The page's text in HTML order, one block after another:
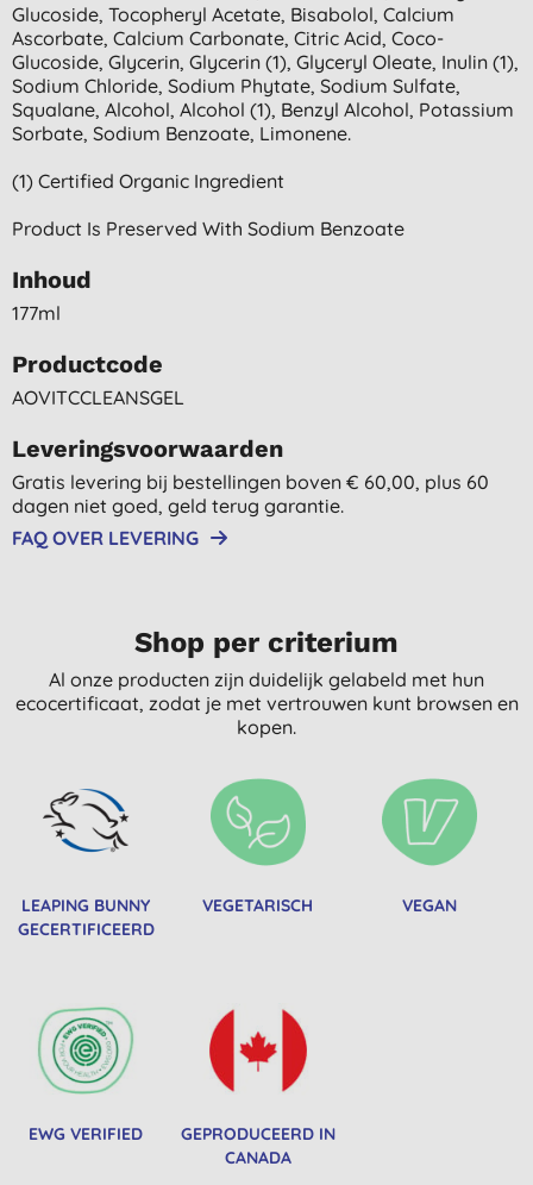
Glucoside, Tocopheryl Acetate, Bisabolol, Calcium
Ascorbate, Calcium Carbonate, Citric Acid, Coco-
Glucoside, Glycerin, Glycerin (1), Glyceryl Oleate, Inulin (1),
Sodium Chloride, Sodium Phytate, Sodium Sulfate,
Squalane, Alcohol, Alcohol (1), Benzyl Alcohol, Potassium
Sorbate, Sodium Benzoate, Limonene.
(1) Certified Organic Ingredient
Product Is Preserved With Sodium Benzoate
Inhoud
177ml
Productcode
AOVITCCLEANSGEL
Leveringsvoorwaarden
Gratis levering bij bestellingen boven € 60,00, plus 60
dagen niet goed, geld terug garantie.
FAQ OVER LEVERING
Shop per criterium
Al onze producten zijn duidelijk gelabeld met hun
ecocertificaat, zodat je met vertrouwen kunt browsen en
kopen.
LEAPING BUNNY
GECERTIFICEERD
VEGETARISCH VEGAN
EWG VERIFIED
GEPRODUCEERD IN
CANADA